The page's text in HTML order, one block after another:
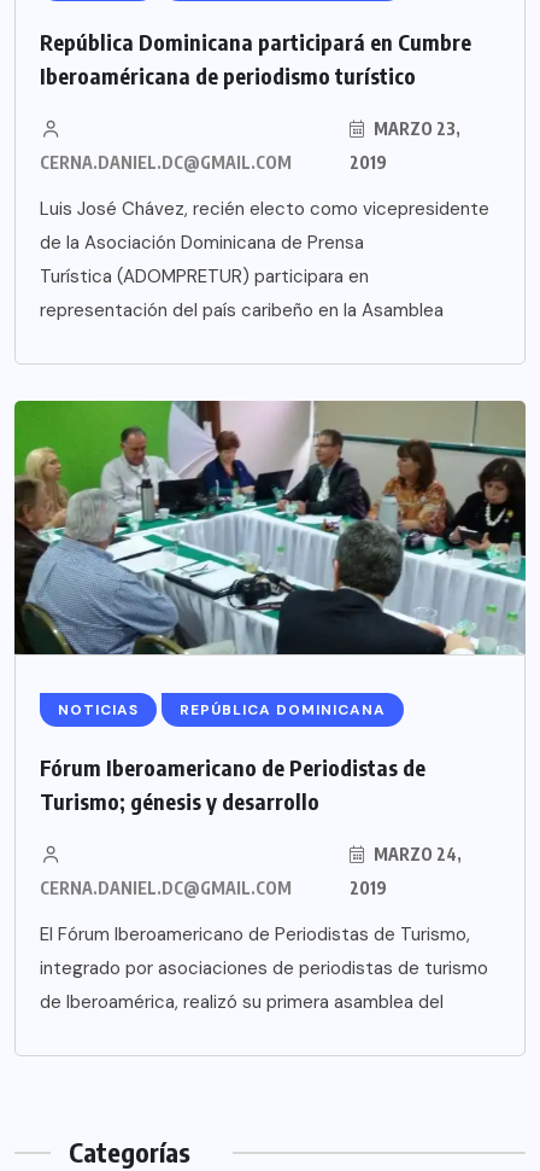
República Dominicana participará en Cumbre
Iberoaméricana de periodismo turístico
CERNA.DANIEL.DC@GMAIL.COM
MARZO 23,
2019
Luis José Chávez, recién electo como vicepresidente
de la Asociación Dominicana de Prensa
Turística (ADOMPRETUR) participara en
representación del país caribeño en la Asamblea
NOTICIAS REPÚBLICA DOMINICANA
Fórum Iberoamericano de Periodistas de
Turismo; génesis y desarrollo
CERNA.DANIEL.DC@GMAIL.COM
MARZO 24,
2019
El Fórum Iberoamericano de Periodistas de Turismo,
integrado por asociaciones de periodistas de turismo
de Iberoamérica, realizó su primera asamblea del
Categorías